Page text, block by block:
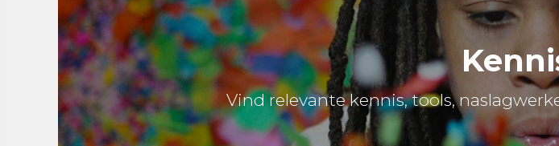
Vind relevante kennis, tools,